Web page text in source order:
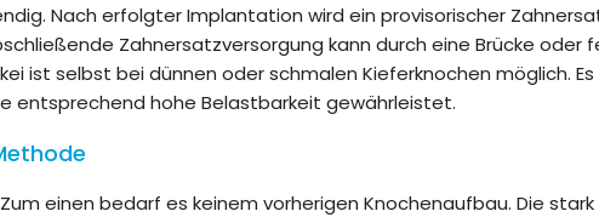
Nach erfolgter Implantation wird ein provisorischer
Zahnersatzversorgung kann durch eine Brücke oder
ist selbst bei dünnen oder schmalen Kieferknochen möglich. Es
entsprechend hohe Belastbarkeit gewährleistet.
einen bedarf es keinem vorherigen Knochenaufbau. Die stark